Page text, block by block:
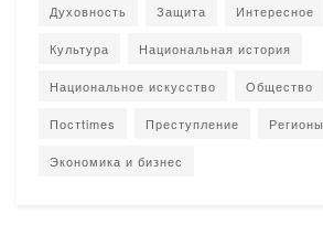
Духовность Защита Интересное
Культура Национальная история
Национальное искусство Общество
Постtimes Преступление Регионы
Экономика и бизнес